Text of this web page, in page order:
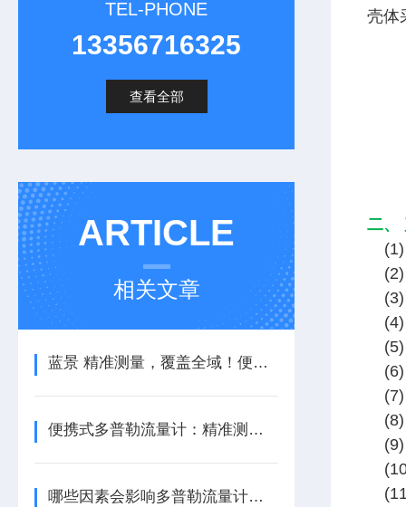
TEL-PHONE
13356716325
查看全部
ARTICLE
相关文章
蓝景 精准测量，覆盖全域！便携式多普勒流量计的硬核实力
便携式多普勒流量计：精准测量，随时出发
哪些因素会影响多普勒流量计的测量精度？
壳体
二、